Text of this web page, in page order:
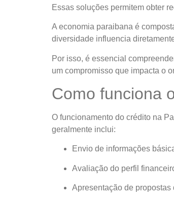
Essas soluções permitem obter
A economia paraibana é
diversidade influencia
Por isso, é essencial
um compromisso que impacta o
Como funciona
O funcionamento do crédito na
geralmente inclui:
Envio de informações
Avaliação do perfil
Apresentação de